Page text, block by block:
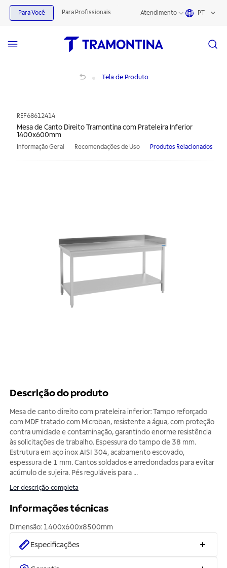
Para Você Para Profissionais Atendimento PT
Tela de Produto
REF68612414
Mesa de Canto Direito Tramontina com Prateleira Inferior
1400x600mm
Informação Geral Recomendações de Uso Produtos Relacionados
Descrição do produto
Mesa de canto direito com prateleira inferior: Tampo reforçado
com MDF tratado com Microban, resistente a água, com proteção
contra umidade e contaminação, garantindo enorme resistência
às solicitações de trabalho. Espessura do tampo de 38 mm.
Estrutura em aço inox AISI 304, acabamento escovado,
espessura de 1 mm. Cantos soldados e arredondados para evitar
acúmulo de sujeira. Pés reguláveis para ...
Ler descrição completa
Informações técnicas
Especificações